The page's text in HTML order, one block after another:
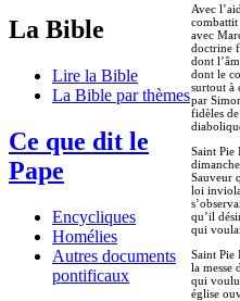
La Bible
Lire la Bible
La Bible par thèmes
Ce que dit le
Pape
Encycliques
Homélies
Autres documents
pontificaux
Avec
combattit
avec
doctrine
dont
dont le
surtout à
par
fidèles
Saint Pie
Sauveur
loi
qu’il
qui
Saint Pie
la messe
qui
église